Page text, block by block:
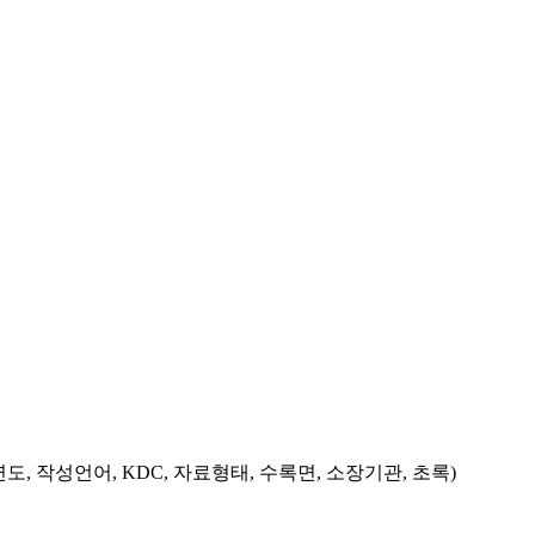
, 작성언어, KDC, 자료형태, 수록면, 소장기관, 초록)